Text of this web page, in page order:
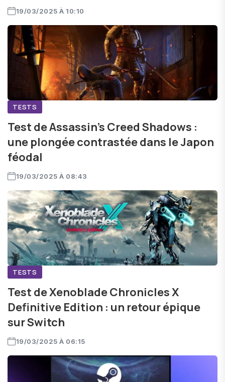
19/03/2025 À 10:10
TESTS
Test de Assassin’s Creed Shadows :
une plongée contrastée dans le Japon
féodal
19/03/2025 À 08:43
TESTS
Test de Xenoblade Chronicles X
Definitive Edition : un retour épique
sur Switch
19/03/2025 À 06:15